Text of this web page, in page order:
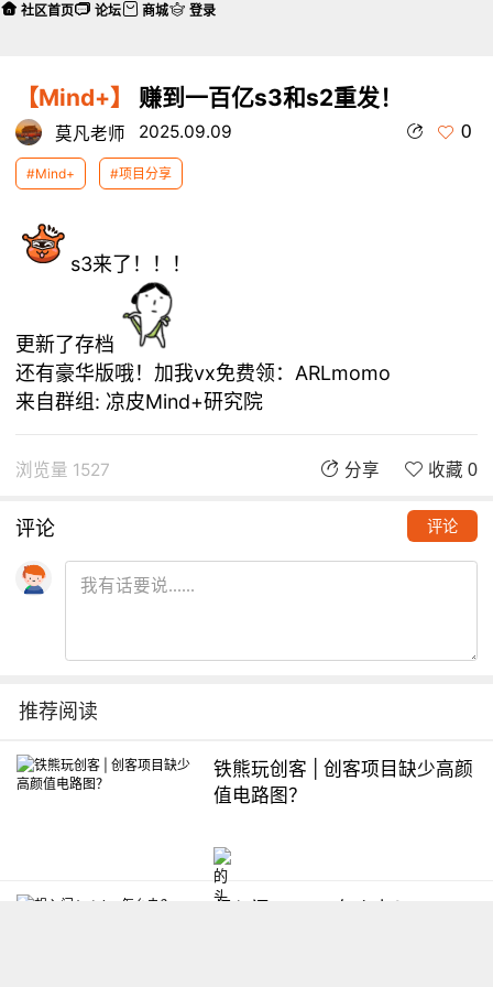
【Mind+】 赚到一百亿s3和s2重发！
莫凡老师 2025.09.09 0
#Mind+ #项目分享
s3来了！！！
更新了存档
还有豪华版哦！加我vx免费领：ARLmomo
来自群组: 凉皮Mind+研究院
浏览量 1527 分享 收藏 0
评论 评论
推荐阅读
铁熊玩创客 | 创客项目缺少高颜
值电路图？
想入门Arduino怎么办？
社区首页 论坛 商城 登录